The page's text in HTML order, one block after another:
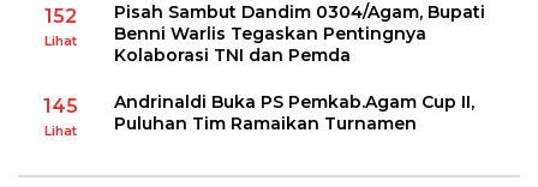
152
Lihat
Pisah Sambut Dandim 0304/Agam, Bupati
Benni Warlis Tegaskan Pentingnya
Kolaborasi TNI dan Pemda
145
Lihat
Andrinaldi Buka PS Pemkab.Agam Cup II,
Puluhan Tim Ramaikan Turnamen